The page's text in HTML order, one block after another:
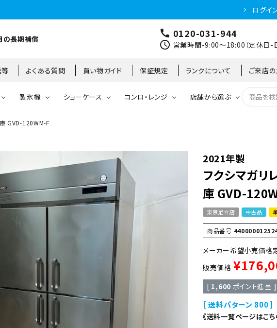
ログイ
の長期補償 call 0120-031-944
schedule 営業時間-9:00～18:00（定休日-日
よくある質問 買い物ガイド 保証規定 ランクについて ご来店の
ショーケース ネタケース
用オーブン
プレンジ
他調理機器 板金物・シンク・調理台
製氷機
85kg
プ・フレークアイス ビッグアイス・その他異形
ショーケース
ショーケース
コンロ・レンジ 店舗から選ぶ
GVD-120WM-F
2021年製
フクシマガリ
庫 GVD-
東京足立店 中古品
商品番号
販売価格 ¥
[ 1,600 ポイント進呈 ]
送料パターン 800
《送料一覧ページはこち